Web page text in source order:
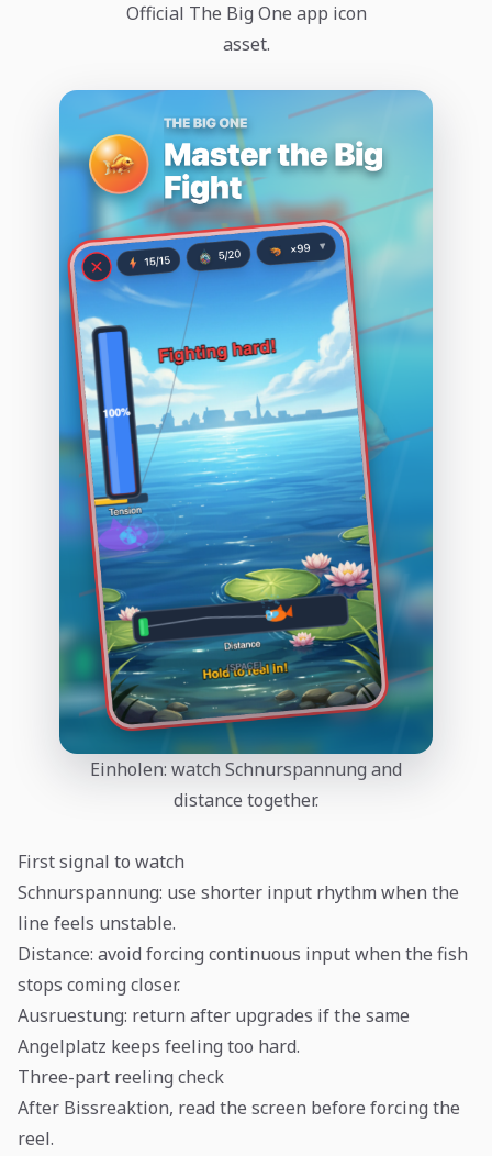
Official The Big One app icon
asset.
Einholen: watch Schnurspannung and
distance together.
First signal to watch
Schnurspannung: use shorter input rhythm when the
line feels unstable.
Distance: avoid forcing continuous input when the fish
stops coming closer.
Ausruestung: return after upgrades if the same
Angelplatz keeps feeling too hard.
Three-part reeling check
After Bissreaktion, read the screen before forcing the
reel.